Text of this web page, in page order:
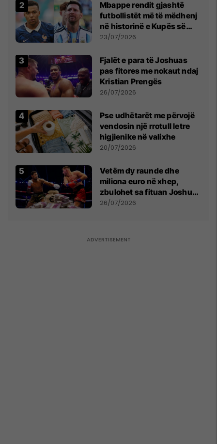
Mbappe rendit gjashtë
futbollistët më të mëdhenj
në historinë e Kupës së
Botës, Messi mbetet i dyti
23/07/2026
Fjalët e para të Joshuas
pas fitores me nokaut ndaj
Kristian Prengës
26/07/2026
Pse udhëtarët me përvojë
vendosin një rrotull letre
higjienike në valixhe
20/07/2026
Vetëm dy raunde dhe
miliona euro në xhep,
zbulohet sa fituan Joshua
e Prenga
26/07/2026